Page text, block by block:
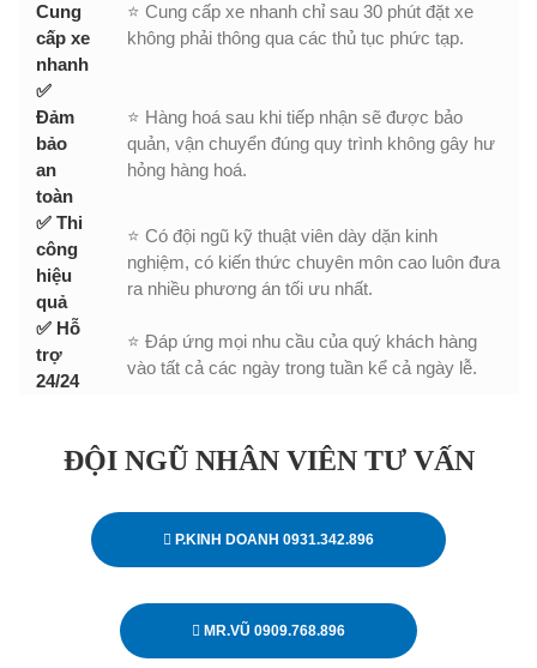
Cung
cấp xe
nhanh
⭐ Cung cấp xe nhanh chỉ sau 30 phút đặt xe
không phải thông qua các thủ tục phức tạp.
✅
Đảm
bảo
an
toàn
⭐ Hàng hoá sau khi tiếp nhận sẽ được bảo
quản, vận chuyển đúng quy trình không gây hư
hỏng hàng hoá.
✅ Thi
công
hiệu
quả
⭐ Có đội ngũ kỹ thuật viên dày dặn kinh
nghiệm, có kiến thức chuyên môn cao luôn đưa
ra nhiều phương án tối ưu nhất.
✅ Hỗ
trợ
24/24
⭐ Đáp ứng mọi nhu cầu của quý khách hàng
vào tất cả các ngày trong tuần kể cả ngày lễ.
ĐỘI NGŨ NHÂN VIÊN TƯ VẤN
P.KINH DOANH 0931.342.896
MR.VŨ 0909.768.896